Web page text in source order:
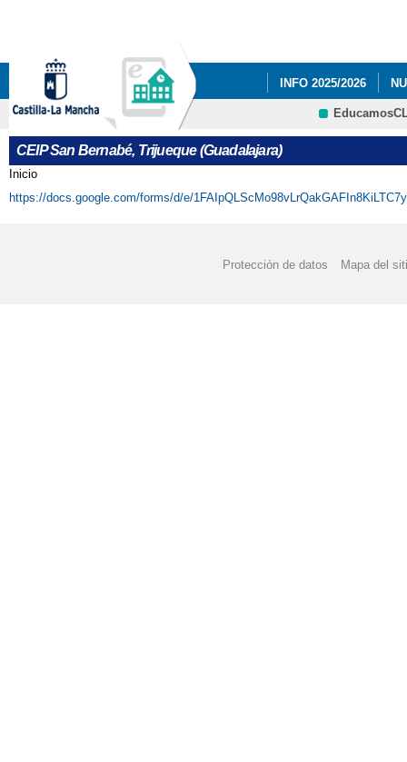
INFO 2025/2026
NUESTRAS FOTOS.
PLAN DE
RESULTADO DE LAS
CEIP San Bernabé, Trijueque (Guadalajara)
Se encuentra usted aquí
Inicio
https://docs.google.com/forms/d/e/
Protección de datos Mapa del